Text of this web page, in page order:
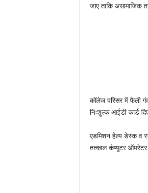
जाए ताकि असामाजिक
कॉलेज परिसर में फैली
निःशुल्क आईडी कार्ड
एडमिशन हेल्प डेस्क व
तत्काल कंप्यूटर ऑपरेटर